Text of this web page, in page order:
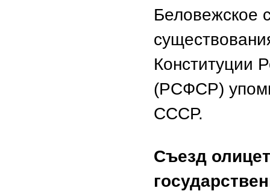
Беловежское
Конституции
(РСФСР)
СССР.
Съезд